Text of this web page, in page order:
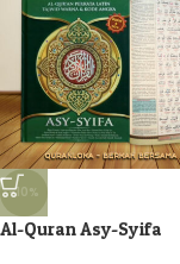
-10%
Al-Quran Asy-Syifa